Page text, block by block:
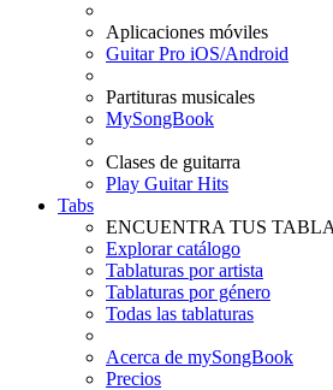
Aplicaciones móviles
Guitar Pro iOS/Android
Partituras musicales
MySongBook
Clases de guitarra
Play Guitar Hits
Tabs
ENCUENTRA TUS
Explorar catálogo
Tablaturas por artista
Tablaturas por género
Todas las tablaturas
Acerca de mySongBook
Precios